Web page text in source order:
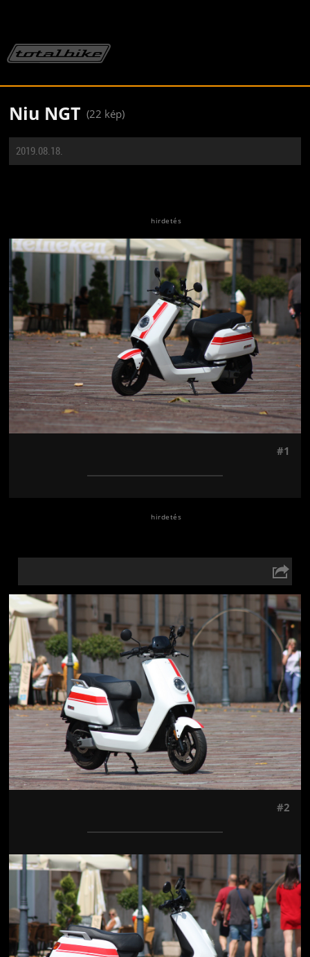
Niu NGT (22 kép)
2019.08.18.
Jön még kép!
#1
Jön még kép!
#2
Jön még kép!